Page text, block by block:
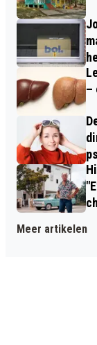
–
Meer artikelen